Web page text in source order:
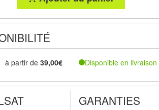
à partir de39,00€ Disponible en livraison
GARANTIES